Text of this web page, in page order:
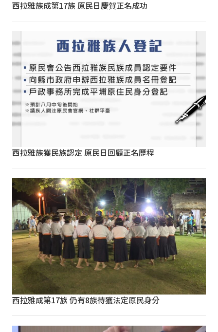
西拉雅族成第17族 原民日慶賀正名成功
西拉雅族獲民族認定 原民日回顧正名歷程
西拉雅成第17族 仍有8族待獲法定原民身分